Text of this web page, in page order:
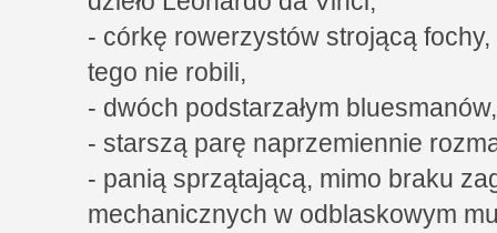
- córkę rowerzystów strojącą
tego nie robili,
- dwóch podstarzałym bluesmanów,
- starszą parę naprzemiennie
- panią sprzątającą, mimo braku
mechanicznych w odblaskowym